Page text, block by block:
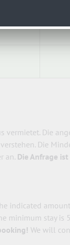
vermietet. Die
Die
an. Die Anfrage
indicated
minimum stay is
We will